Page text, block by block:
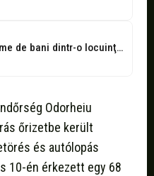
Reţinuţi pentru furtul unor sume de bani dintr-o locuinţă şi a unui...
Odorheiu
őrizetbe került
és autólopás
10-én érkezett egy 68